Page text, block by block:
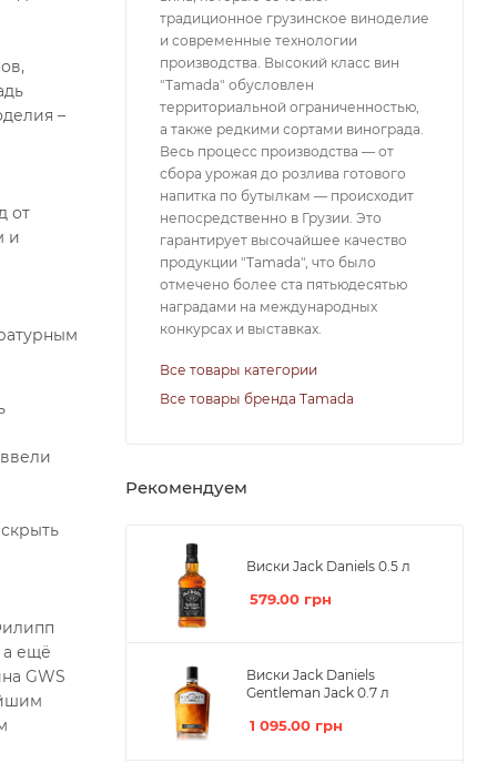
–
от
и
а ещё
GWS
традиционное грузинское виноделие
и современные технологии
производства. Высокий класс вин
"Tamada" обусловлен
территориальной ограниченностью,
а также редкими сортами винограда.
Весь процесс производства — от
сбора урожая до розлива готового
напитка по бутылкам — происходит
непосредственно в Грузии. Это
гарантирует высочайшее качество
продукции "Tamada", что было
отмечено более ста пятьюдесятью
наградами на международных
конкурсах и выставках.
Все товары категории
Все товары бренда Tamada
Рекомендуем
Виски Jack Daniels 0.5 л
579.00 грн
Виски Jack Daniels
Gentleman Jack 0.7 л
1 095.00 грн